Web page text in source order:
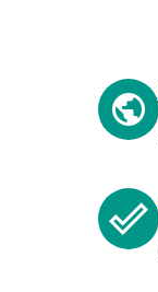
public
done_outline